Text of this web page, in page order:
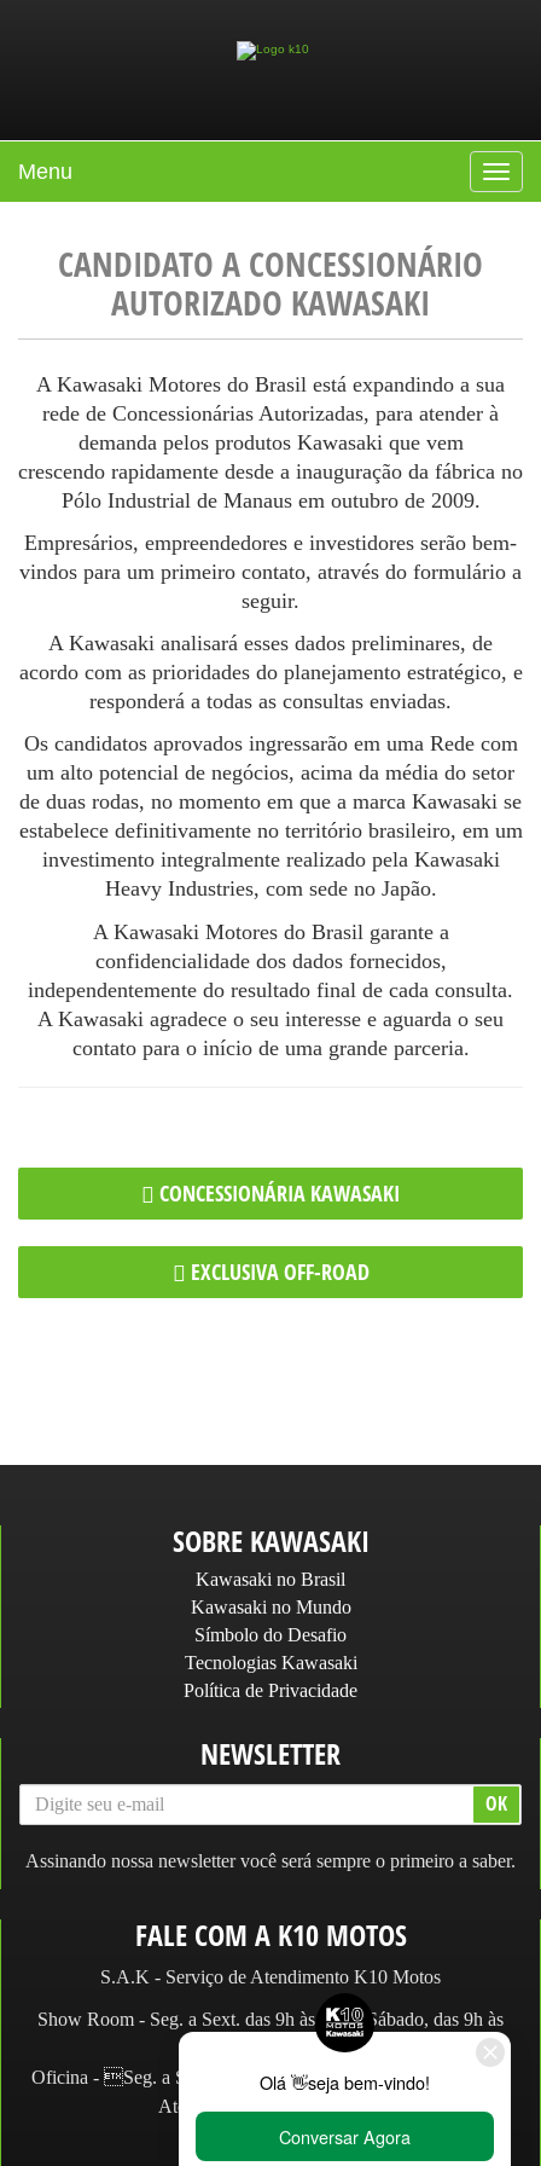
Toggle
Menu
CANDIDATO A CONCESSIONÁRIO
AUTORIZADO KAWASAKI
A Kawasaki Motores do Brasil está expandindo a sua
rede de Concessionárias Autorizadas, para atender à
demanda pelos produtos Kawasaki que vem
crescendo rapidamente desde a inauguração da fábrica no
Pólo Industrial de Manaus em outubro de 2009.
Empresários, empreendedores e investidores serão bem-
vindos para um primeiro contato, através do formulário a
seguir.
A Kawasaki analisará esses dados preliminares, de
acordo com as prioridades do planejamento estratégico, e
responderá a todas as consultas enviadas.
Os candidatos aprovados ingressarão em uma Rede com
um alto potencial de negócios, acima da média do setor
de duas rodas, no momento em que a marca Kawasaki se
estabelece definitivamente no território brasileiro, em um
investimento integralmente realizado pela Kawasaki
Heavy Industries, com sede no Japão.
A Kawasaki Motores do Brasil garante a
confidencialidade dos dados fornecidos,
independentemente do resultado final de cada consulta.
A Kawasaki agradece o seu interesse e aguarda o seu
contato para o início de uma grande parceria.
CONCESSIONÁRIA KAWASAKI
EXCLUSIVA OFF-ROAD
SOBRE KAWASAKI
Kawasaki no Brasil
Kawasaki no Mundo
Símbolo do Desafio
Tecnologias Kawasaki
Política de Privacidade
NEWSLETTER
Assinando nossa newsletter você será sempre o primeiro a saber.
FALE COM A K10 MOTOS
S.A.K - Serviço de Atendimento K10 Motos
Show Room - Seg. a Sext. das 9h às 19h e Sábado, das 9h às
Oficina - Seg. a Sex. das 9h às 18h e Sábado, das 9h às 13h.
Atendimento: (11) 2066.2990
WhatsApp: